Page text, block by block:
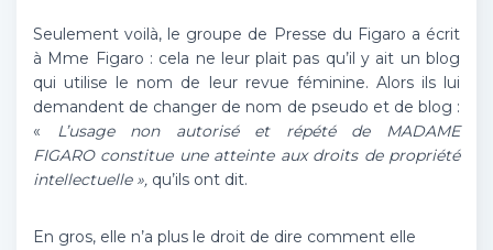
Seulement voilà, le groupe de Presse du Figaro a écrit
à Mme Figaro : cela ne leur plait pas qu’il y ait un blog
qui utilise le nom de leur revue féminine. Alors ils lui
demandent de changer de nom de pseudo et de blog :
« L’usage non autorisé et répété de MADAME
FIGARO constitue une atteinte aux droits de propriété
intellectuelle », qu’ils ont dit.
En gros, elle n’a plus le droit de dire comment elle